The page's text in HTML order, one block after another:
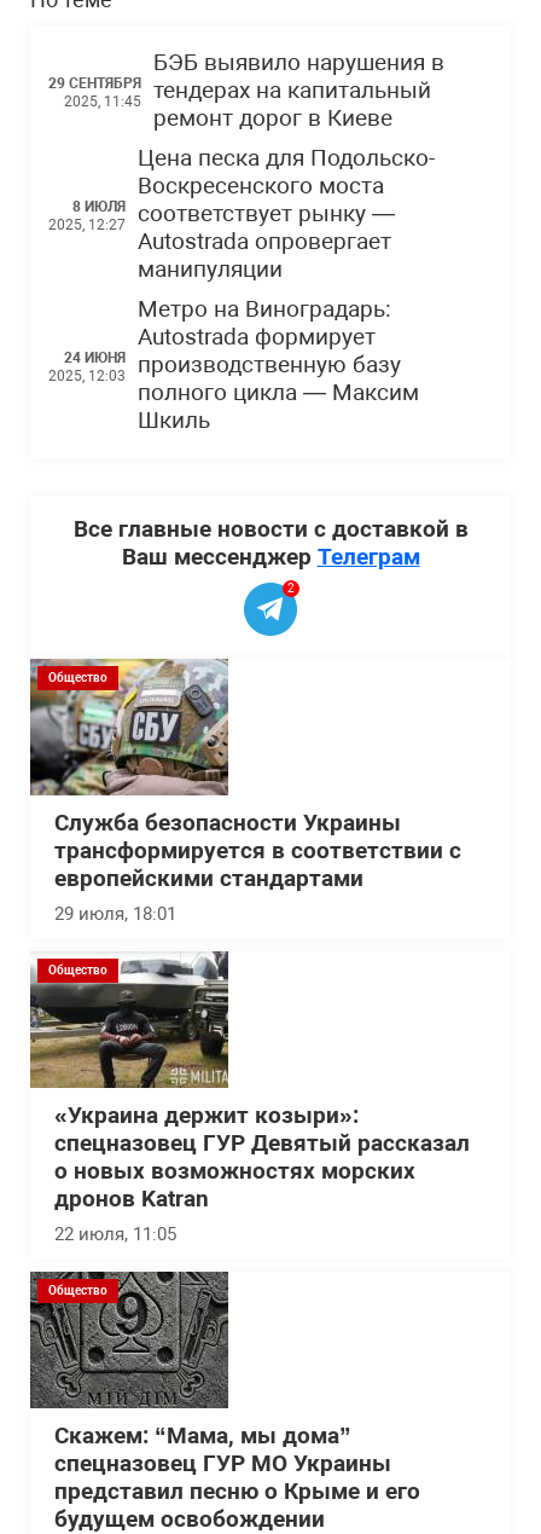
29 СЕНТЯБРЯ
2025, 11:45
БЭБ выявило нарушения в
тендерах на капитальный
ремонт дорог в Киеве
8 ИЮЛЯ
2025, 12:27
Цена песка для Подольско-
Воскресенского моста
соответствует рынку —
Autostrada опровергает
манипуляции
24 ИЮНЯ
2025, 12:03
Метро на Виноградарь:
Autostrada формирует
производственную базу
полного цикла — Максим
Шкиль
Все главные новости с доставкой в
Ваш мессенджер Телеграм
2
Общество
Служба безопасности Украины
трансформируется в соответствии с
европейскими стандартами
29 июля, 18:01
Общество
«Украина держит козыри»:
спецназовец ГУР Девятый рассказал
о новых возможностях морских
дронов Katran
22 июля, 11:05
Общество
Скажем: “Мама, мы дома”
спецназовец ГУР МО Украины
представил песню о Крыме и его
будущем освобождении